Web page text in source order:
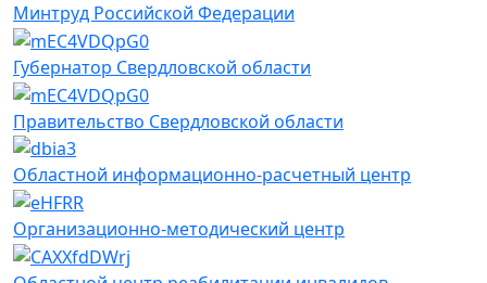
Минтруд Российской Федерации
Губернатор Свердловской области
Правительство Свердловской области
Областной информационно-расчетный центр
Организационно-методический центр